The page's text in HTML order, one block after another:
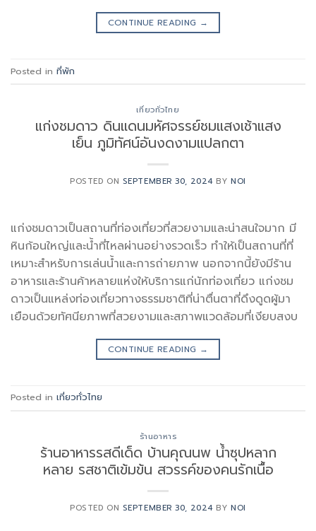
CONTINUE READING →
Posted in ที่พัก
เที่ยวทั่วไทย
แก่งชมดาว ดินแดนมหัศจรรย์ชมแสงเช้าแสง
เย็น ภูมิทัศน์อันงดงามแปลกตา
POSTED ON SEPTEMBER 30, 2024 BYNOI
แก่งชมดาวเป็นสถานที่ท่องเที่ยวที่สวยงามและน่าสนใจมาก มี
หินก้อนใหญ่และน้ำที่ไหลผ่านอย่างรวดเร็ว ทำให้เป็นสถานที่ที่
เหมาะสำหรับการเล่นน้ำและการถ่ายภาพ นอกจากนี้ยังมีร้าน
อาหารและร้านค้าหลายแห่งให้บริการแก่นักท่องเที่ยว แก่งชม
ดาวเป็นแหล่งท่องเที่ยวทางธรรมชาติที่น่าตื่นตาที่ดึงดูดผู้มา
เยือนด้วยทัศนียภาพที่สวยงามและสภาพแวดล้อมที่เงียบสงบ
CONTINUE READING →
Posted in เที่ยวทั่วไทย
ร้านอาหาร
ร้านอาหารรสดีเด็ด บ้านคุณนพ น้ำซุปหลาก
หลาย รสชาติเข้มข้น สวรรค์ของคนรักเนื้อ
POSTED ON SEPTEMBER 30, 2024 BYNOI